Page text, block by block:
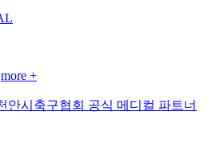
more +
안시축구협회 공식 메디컬 파트너